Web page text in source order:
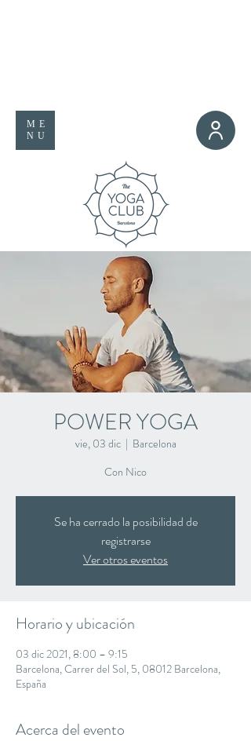
ME
NU
POWER YOGA
vie, 03 dic
  |
Barcelona
Con Nico
Se ha cerrado la posibilidad de
registrarse
Ver otros eventos
Horario y ubicación
03 dic 2021, 8:00 – 9:15
Barcelona, Carrer del Sol, 5, 08012 Barcelona,
España
Acerca del evento